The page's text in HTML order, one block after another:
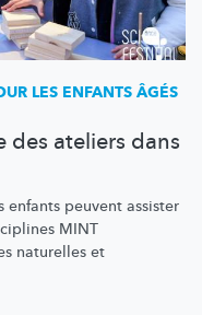
LES ENFANTS ÂGÉS
des ateliers dans
enfants peuvent assister
MINT
naturelles et